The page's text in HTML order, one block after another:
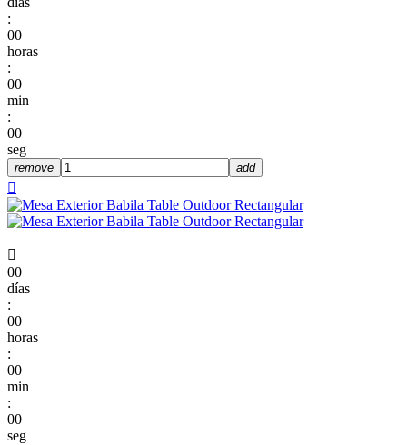
:
00
horas
:
00
min
:
00
seg
remove add


00
días
:
00
horas
:
00
min
:
00
seg